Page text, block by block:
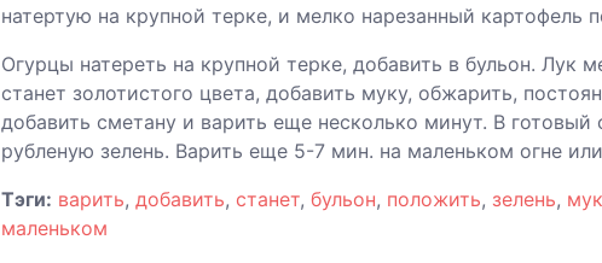
натертую на крупной терке, и мелко нарезанный картофель
Огурцы натереть на крупной терке, добавить в бульон. Лук
станет золотистого цвета, добавить муку, обжарить,
добавить сметану и варить еще несколько минут. В
рубленую зелень. Варить еще 5-7 мин. на маленьком огне
Тэги: варить, добавить, станет, бульон, положить, зелень,
маленьком